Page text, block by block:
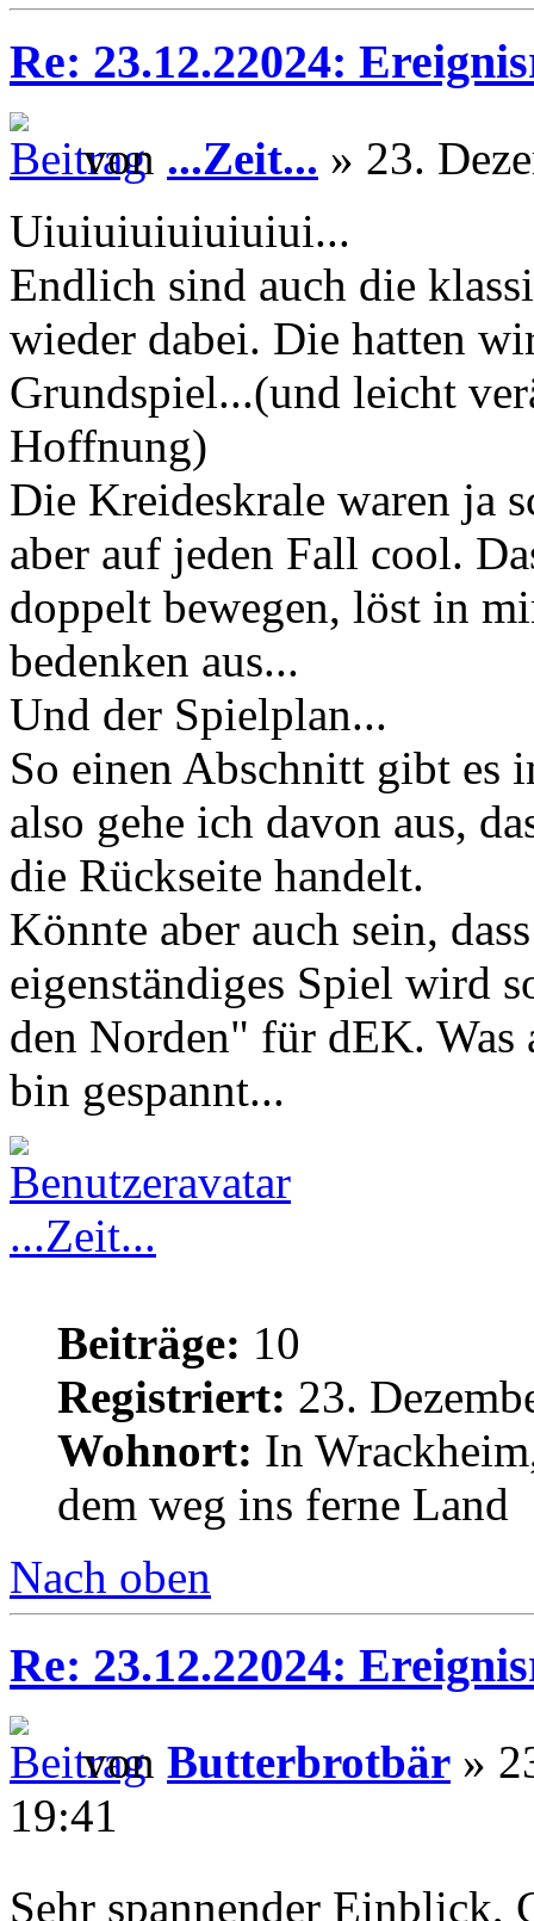
Re: 23.12.22024:
von ...Zeit... » 23.
Uiuiuiuiuiuiuiui...
Endlich sind auch die
wieder dabei. Die hatten
Grundspiel...(und leicht
Hoffnung)
Die Kreideskrale waren ja
aber auf jeden Fall cool.
doppelt bewegen, löst in
bedenken aus...
Und der Spielplan...
So einen Abschnitt gibt es
also gehe ich davon aus,
die Rückseite handelt.
Könnte aber auch sein,
eigenständiges Spiel wird
den Norden" für dEK.
bin gespannt...
...Zeit...
Beiträge: 10
Registriert: 23.
Wohnort: In
dem weg ins ferne Land
Nach oben
Re: 23.12.22024:
von Butterbrotbär »
19:41
Sehr spannender Einblick,